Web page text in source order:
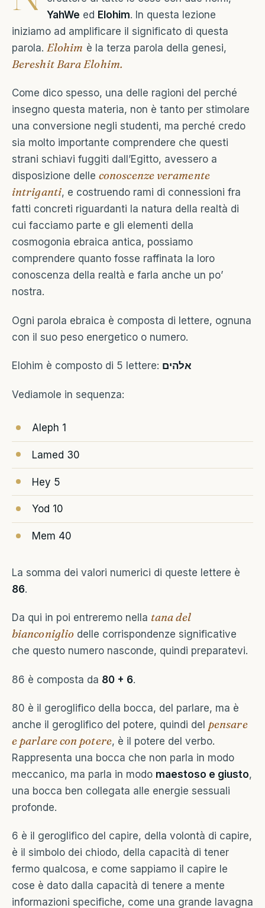
YahWe ed Elohim. In questa lezione
iniziamo ad amplificare il significato di questa
parola. Elohim è la terza parola della genesi,
Bereshit Bara Elohim.
Come dico spesso, una delle ragioni del perché
insegno questa materia, non è tanto per stimolare
una conversione negli studenti, ma perché credo
sia molto importante comprendere che questi
strani schiavi fuggiti dall’Egitto, avessero a
disposizione delle conoscenze veramente
intriganti, e costruendo rami di connessioni fra
fatti concreti riguardanti la natura della realtà di
cui facciamo parte e gli elementi della
cosmogonia ebraica antica, possiamo
comprendere quanto fosse raffinata la loro
conoscenza della realtà e farla anche un po’
nostra.
Ogni parola ebraica è composta di lettere, ognuna
con il suo peso energetico o numero.
Elohim è composto di 5 lettere: אלהים
Vediamole in sequenza:
Aleph 1
Lamed 30
Hey 5
Yod 10
Mem 40
La somma dei valori numerici di queste lettere è
86.
Da qui in poi entreremo nella tana del
bianconiglio delle corrispondenze significative
che questo numero nasconde, quindi preparatevi.
86 è composta da 80 + 6.
80 è il geroglifico della bocca, del parlare, ma è
anche il geroglifico del potere, quindi del pensare
e parlare con potere, è il potere del verbo.
Rappresenta una bocca che non parla in modo
meccanico, ma parla in modo maestoso e giusto,
una bocca ben collegata alle energie sessuali
profonde.
6 è il geroglifico del capire, della volontà di capire,
è il simbolo dei chiodo, della capacità di tener
fermo qualcosa, e come sappiamo il capire le
cose è dato dalla capacità di tenere a mente
informazioni specifiche, come una grande lavagna